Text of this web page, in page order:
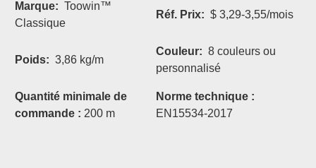
Marque:Toowin™
Classique
Réf. Prix:$ 3,29-3,55/mois
Poids: 3,86 kg/m
Couleur:8 couleurs ou
personnalisé
Quantité minimale de
commande : 200 m
Norme technique :
EN15534-2017